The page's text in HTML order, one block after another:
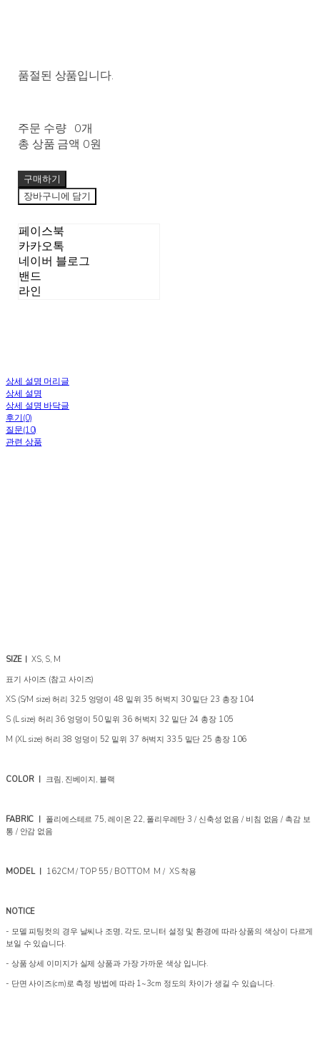
품절된 상품입니다.
주문 수량 0개
총 상품 금액 0원
구매하기
장바구니에 담기
페이스북
카카오톡
네이버 블로그
밴드
라인
상세 설명 머리글
상세 설명
상세 설명 바닥글
후기(0)
질문(10)
관련 상품
SIZEㅣ XS, S, M
표기 사이즈 (참고 사이즈)
XS (S/M size) 허리 32.5 엉덩이 48 밑위 35 허벅지 30 밑단 23 총장 104
S (L size) 허리 36 엉덩이 50 밑위 36 허벅지 32 밑단 24 총장 105
M (XL size) 허리 38 엉덩이 52 밑위 37 허벅지 33.5 밑단 25 총장 106
COLOR ㅣ 크림, 진베이지, 블랙
FABRIC ㅣ 폴리에스테르 75, 레이온 22, 폴리우레탄 3 / 신축성 없음 / 비침 없음 / 촉감 보
통 / 안감 없음
MODEL ㅣ 162CM / TOP 55 / BOTTOM M / XS 착용
NOTICE
- 모델 피팅컷의 경우 날씨나 조명, 각도, 모니터 설정 및 환경에 따라 상품의 색상이 다르게
보일 수 있습니다.
- 상품 상세 이미지가 실제 상품과 가장 가까운 색상 입니다.
- 단면 사이즈(cm)로 측정 방법에 따라 1~3cm 정도의 차이가 생길 수 있습니다.